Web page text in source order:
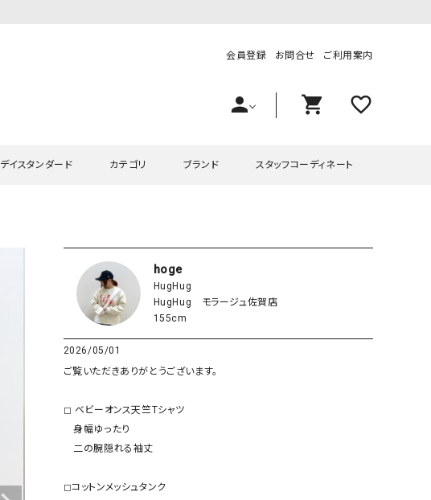
会員登録 お問合せ ご利用案内
person shopping_cart favorite_outline
デイスタンダード
チュニック
ロング・マキシ丈
その他スカート
カテゴリ
ワンピース・チュニック
サロペット・オーバーオール
スカート
ジャケット・アウター
ブランド
ラッピンナイン/アンジェリコルーチェ
hagumu（ハグム）
her.（ハードット）
and quarter（アンドクウォーター） HUMS（ハムズ）
Our.（アワードット）
スタッフコーディネート
hoge
HugHug
HugHug モラージュ佐賀店
155cm
2026/05/01
ご覧いただきありがとうございます。
◻︎ ベビーオンス天竺Tシャツ
身幅ゆったり
二の腕隠れる袖丈
◻︎コットンメッシュタンク